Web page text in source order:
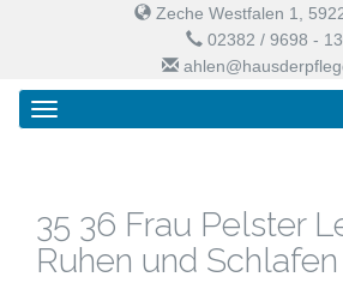
Zeche Westfalen 1,
02382 / 9698 -
Primary
Menu
Skip
Haus der Pflege
35 36 Frau Pelster
Ruhen und Schlafen